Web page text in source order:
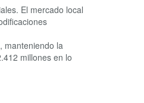
El mercado local
manteniendo la
millones en lo